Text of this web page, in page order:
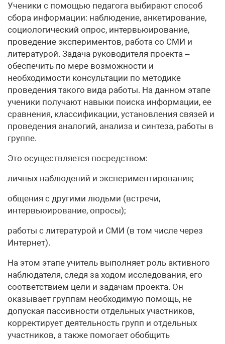
Ученики с помощью педагога выбирают способ
сбора информации: наблюдение, анкетирование,
социологический опрос, интервьюирование,
проведение экспериментов, работа со СМИ и
литературой. Задача руководителя проекта –
обеспечить по мере возможности и
необходимости консультации по методике
проведения такого вида работы. На данном этапе
ученики получают навыки поиска информации, ее
сравнения, классификации, установления связей и
проведения аналогий, анализа и синтеза, работы в
группе.
Это осуществляется посредством:
личных наблюдений и экспериментирования;
общения с другими людьми (встречи,
интервьюирование, опросы);
работы с литературой и СМИ (в том числе через
Интернет).
На этом этапе учитель выполняет роль активного
наблюдателя, следя за ходом исследования, его
соответствием цели и задачам проекта. Он
оказывает группам необходимую помощь, не
допуская пассивности отдельных участников,
корректирует деятельность групп и отдельных
участников, а также помогает обобщить